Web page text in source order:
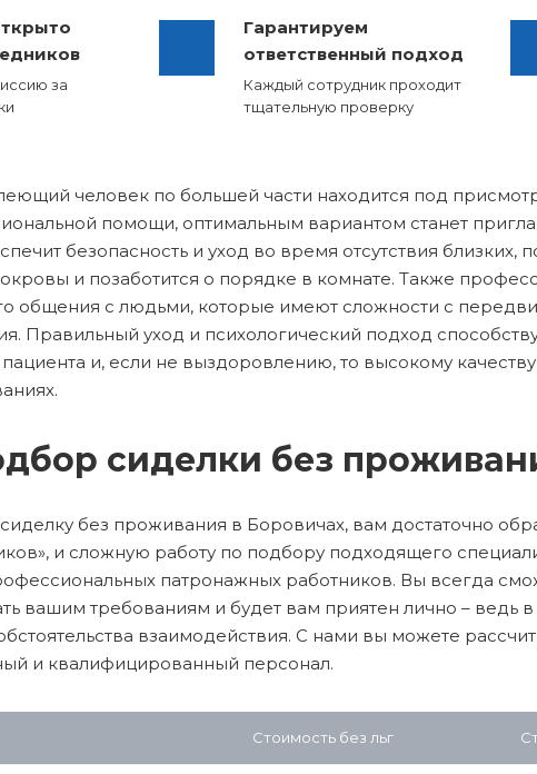
за
Гарантируем
ответственный подход
Каждый сотрудник проходит
тщательную проверку
человек по большей части находится под
помощи, оптимальным вариантом станет
безопасность и уход во время отсутствия близких,
и позаботится о порядке в комнате. Также
общения с людьми, которые имеют сложности с
Правильный уход и психологический подход
и, если не выздоровлению, то высокому
сиделки без
без проживания в Боровичах, вам достаточно
и сложную работу по подбору подходящего
патронажных работников. Вы всегда
вашим требованиям и будет вам приятен лично – ведь
взаимодействия. С нами вы можете
и квалифицированный персонал.
Стоимость без льг